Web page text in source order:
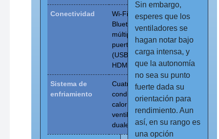
Conectividad
Wi-Fi 6 /
Bluetooth /
múltiples
puertos
(USB-C,
HDMI, etc.)
Sistema de
enfriamiento
Cuatro
conductos de
calor +
ventiladores
duales
Sin embargo,
esperes que los
ventiladores se
hagan notar bajo
carga intensa, y
que la autonomía
no sea su punto
fuerte dada su
orientación para
rendimiento. Aun
así, en su rango es
una opción